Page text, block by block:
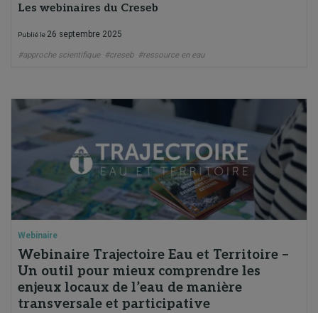
Les webinaires du Creseb
Publié le 26 septembre 2025
#approche scientifique #creseb #ressource en eau
Webinaire
Webinaire Trajectoire Eau et Territoire –
Un outil pour mieux comprendre les
enjeux locaux de l’eau de manière
transversale et participative